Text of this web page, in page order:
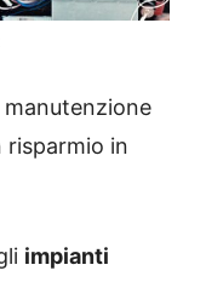
risparmio in
impianti